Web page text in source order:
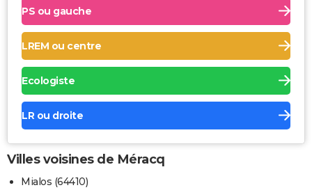
PS ou gauche
LREM ou centre
Ecologiste
LR ou droite
Villes voisines de Méracq
Mialos (64410)